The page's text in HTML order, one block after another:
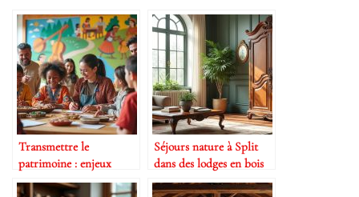
Transmettre le
patrimoine : enjeux
éducatifs actuels
Séjours nature à Split
dans des lodges en bois
et au design épuré